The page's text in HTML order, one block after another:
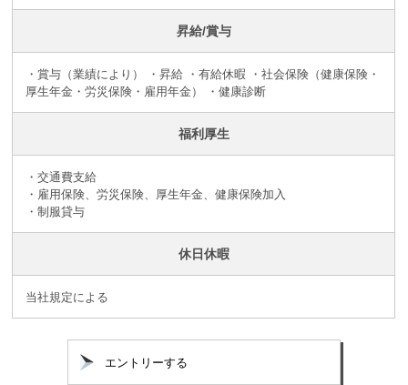
昇給/賞与
・賞与（業績により） ・昇給 ・有給休暇 ・社会保険（健康保険・
厚生年金・労災保険・雇用年金） ・健康診断
福利厚生
・交通費支給
・雇用保険、労災保険、厚生年金、健康保険加入
・制服貸与
休日休暇
当社規定による
エントリーする